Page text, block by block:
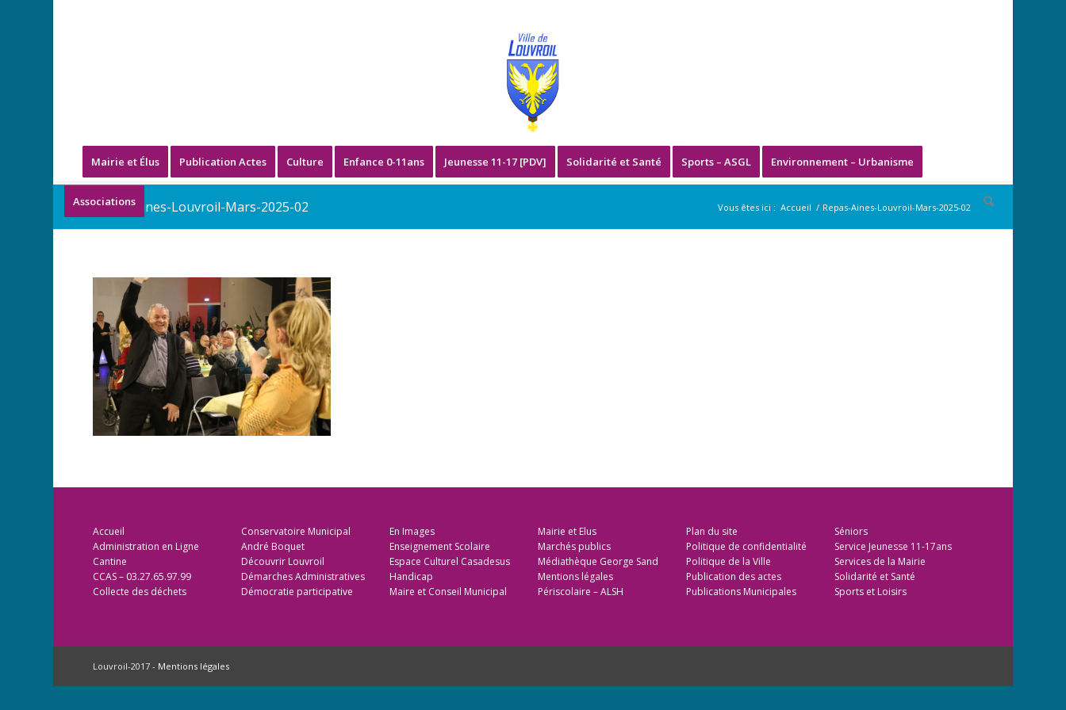
Mairie et Élus Publication Actes Culture Enfance 0-11ans Jeunesse 11-17 [PDV] Solidarité et Santé Sports – ASGL Environnement – Urbanisme
Associations
Repas-Aines-Louvroil-Mars-2025-02 Vous êtes ici : Accueil / Repas-Aines-Louvroil-Mars-2025-02
Accueil
Administration en Ligne
Cantine
CCAS – 03.27.65.97.99
Collecte des déchets
Conservatoire Municipal
André Boquet
Découvrir Louvroil
Démarches Administratives
Démocratie participative
En Images
Enseignement Scolaire
Espace Culturel Casadesus
Handicap
Maire et Conseil Municipal
Mairie et Elus
Marchés publics
Médiathèque George Sand
Mentions légales
Périscolaire – ALSH
Plan du site
Politique de confidentialité
Politique de la Ville
Publication des actes
Publications Municipales
Séniors
Service Jeunesse 11-17ans
Services de la Mairie
Solidarité et Santé
Sports et Loisirs
Louvroil-2017 - Mentions légales